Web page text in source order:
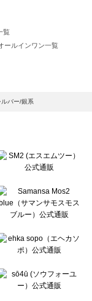
覧
ールインワン一覧
ンワン一覧
一覧
ルバー/銀系